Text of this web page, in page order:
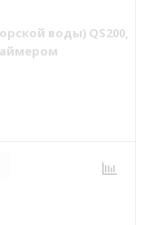
воды) QS200,